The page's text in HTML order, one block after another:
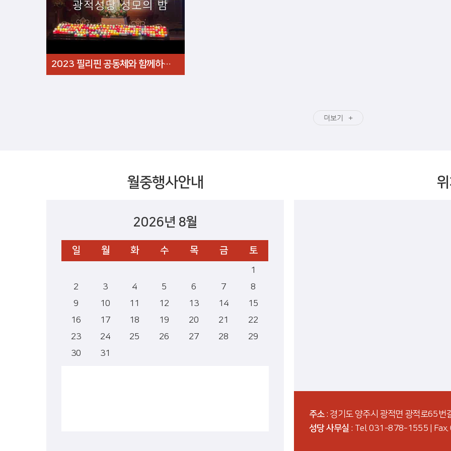
2023 필리핀 공동체와 함께하는 성모의 밤
더보기
월중행사안내
2026년 8월
일 월 화 수 목 금 토
1
2
3 4 5 6 7
8
9
10 11 12 13 14
15
16
17 18 19 20 21
22
23
24 25 26 27 28
29
30
31
주소: 경기도 양주시 광적면 광적로65번
성당 사무실 : Tel. 031-878-1555 |